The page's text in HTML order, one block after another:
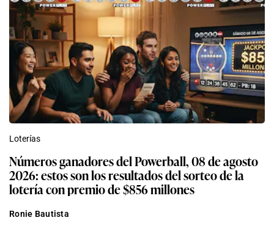
Loterías
Números ganadores del Powerball, 08 de agosto
2026: estos son los resultados del sorteo de la
lotería con premio de $856 millones
Ronie Bautista